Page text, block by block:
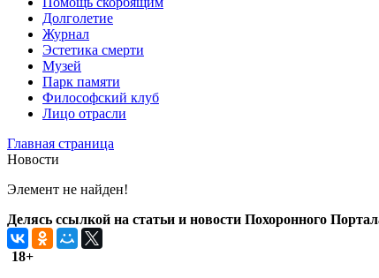
Долголетие
Журнал
Эстетика смерти
Музей
Парк памяти
Философский клуб
Лицо отрасли
Главная страница
Новости
Элемент не найден!
Делясь ссылкой на статьи и новости Похоронного
18+